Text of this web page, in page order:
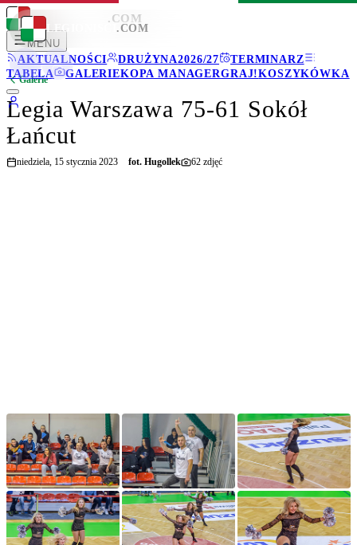
LEGIONISCI .COM
MENU
AKTUALNOŚCI
DRUŻYNA2026/27
TERMINARZ
TABELA
GALERIEKOPA MANAGERGRAJ!KOSZYKÓWKA
LEGIONISCI .COM
Galerie
Legia Warszawa 75-61 Sokół
Łańcut
niedziela, 15 stycznia 2023 fot. Hugollek 62 zdjęć